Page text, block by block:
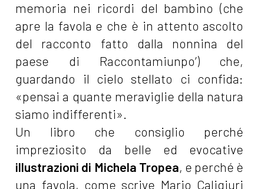
memoria nei ricordi del bambino (che
apre la favola e che è in attento ascolto
del racconto fatto dalla nonnina del
paese di Raccontamiunpo’) che,
guardando il cielo stellato ci confida:
«pensai a quante meraviglie della natura
siamo indifferenti».
Un libro che consiglio perché
impreziosito da belle ed evocative
illustrazioni di Michela Tropea, e perché è
una favola, come scrive Mario Caligiuri